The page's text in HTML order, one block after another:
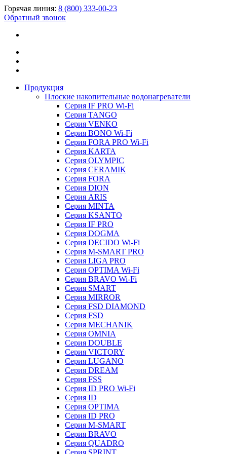
Горячая линия: 8 (800) 333-00-23
Обратный звонок
Продукция
Плоские накопительные водонагреватели
Серия IF PRO Wi-Fi
Серия TANGO
Серия VENKO
Серия BONO Wi-Fi
Серия FORA PRO Wi-Fi
Серия KARTA
Серия OLYMPIC
Серия CERAMIK
Серия FORA
Серия DION
Серия ARIS
Серия MINTA
Серия KSANTO
Серия IF PRO
Серия DOGMA
Серия DECIDO Wi-Fi
Серия M-SMART PRO
Серия LIGA PRO
Серия OPTIMA Wi-Fi
Серия BRAVO Wi-Fi
Серия SMART
Серия MIRROR
Серия FSD DIAMOND
Серия FSD
Серия MECHANIK
Серия OMNIA
Серия DOUBLE
Серия VICTORY
Серия LUGANO
Серия DREAM
Серия FSS
Серия ID PRO Wi-Fi
Серия ID
Серия OPTIMA
Серия ID PRO
Серия M-SMART
Серия BRAVO
Серия QUADRO
Серия SPRINT